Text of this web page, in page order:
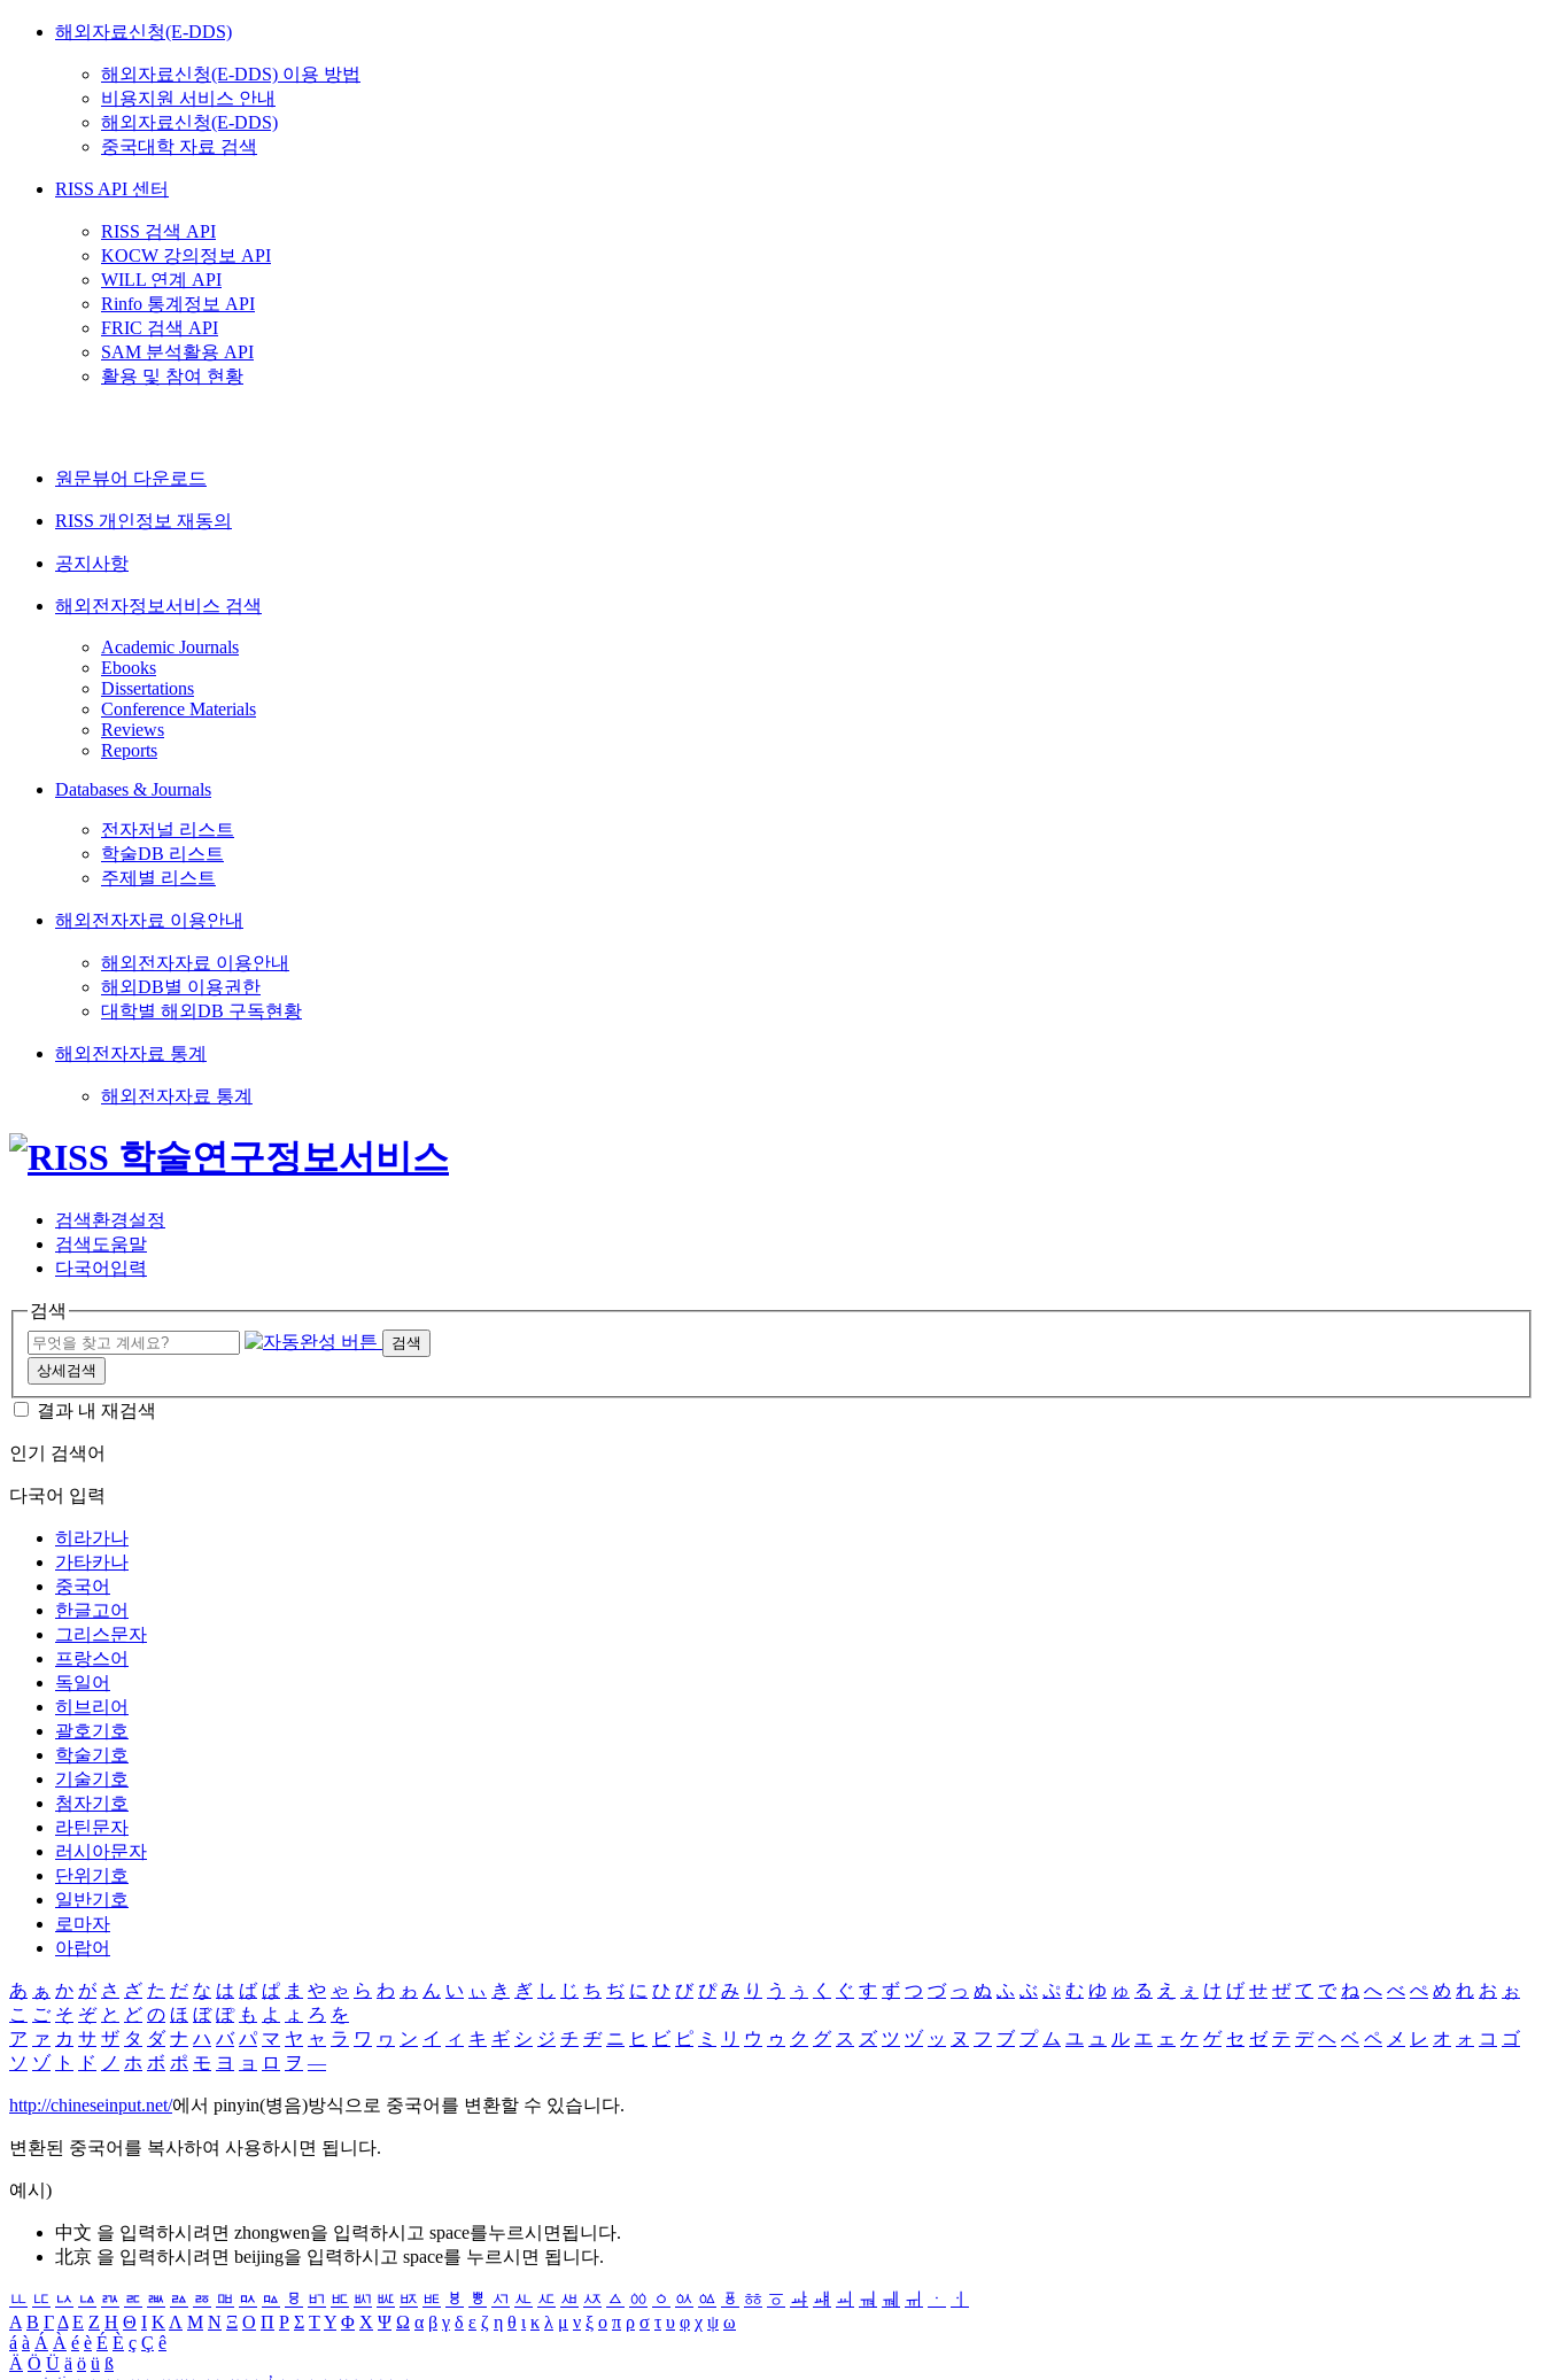
해외자료신청(E-DDS)
해외자료신청(E-DDS) 이용 방법
비용지원 서비스 안내
해외자료신청(E-DDS)
중국대학 자료 검색
RISS API 센터
RISS 검색 API
KOCW 강의정보 API
WILL 연계 API
Rinfo 통계정보 API
FRIC 검색 API
SAM 분석활용 API
활용 및 참여 현황
원문뷰어 다운로드
RISS 개인정보 재동의
공지사항
해외전자정보서비스 검색
Academic Journals
Ebooks
Dissertations
Conference Materials
Reviews
Reports
Databases & Journals
전자저널 리스트
학술DB 리스트
주제별 리스트
해외전자자료 이용안내
해외전자자료 이용안내
해외DB별 이용권한
대학별 해외DB 구독현황
해외전자자료 통계
해외전자자료 통계
검색환경설정
검색도움말
다국어입력
검색
검색
상세검색
결과 내 재검색
인기 검색어
다국어 입력
히라가나
가타카나
중국어
한글고어
그리스문자
프랑스어
독일어
히브리어
괄호기호
학술기호
기술기호
첨자기호
라틴문자
러시아문자
단위기호
일반기호
로마자
아랍어
あ ぁ か が さ ざ た だ な は ば ぱ ま や ゃ ら わ ゎ ん い ぃ き ぎ し じ ち ぢ に ひ び ぴ み り う ぅ く ぐ す ず つ づ っ ぬ ふ ぶ ぷ む ゆ ゅ る え ぇ け げ せ ぜ て で ね へ べ ぺ め れ お ぉ
こ ご そ ぞ と ど の ほ ぼ ぽ も よ ょ ろ を
ア ァ カ サ ザ タ ダ ナ ハ バ パ マ ヤ ャ ラ ワ ヮ ン イ ィ キ ギ シ ジ チ ヂ ニ ヒ ビ ピ ミ リ ウ ゥ ク グ ス ズ ツ ヅ ッ ヌ フ ブ プ ム ユ ュ ル エ ェ ケ ゲ セ ゼ テ デ ヘ ベ ペ メ レ オ ォ コ ゴ
ソ ゾ ト ド ノ ホ ボ ポ モ ヨ ョ ロ ヲ ―
http://chineseinput.net/에서 pinyin(병음)방식으로 중국어를 변환할 수 있습니다.
변환된 중국어를 복사하여 사용하시면 됩니다.
예시)
中文 을 입력하시려면 zhongwen을 입력하시고 space를누르시면됩니다.
北京 을 입력하시려면 beijing을 입력하시고 space를 누르시면 됩니다.
ㅥ ㅦ ㅧ ㅨ ㅩ ㅪ ㅫ ㅬ ㅭ ㅮ ㅯ ㅰ ㅱ ㅲ ㅳ ㅴ ㅵ ㅶ ㅷ ㅸ ㅹ ㅺ ㅻ ㅼ ㅽ ㅾ ㅿ ㆀ ㆁ ㆂ ㆃ ㆄ ㆅ ㆆ ㆇ ㆈ ㆉ ㆊ ㆋ ㆌ ㆍ
ㆎ
Α Β ΓΔ Ε Ζ Η Θ Ι ΚΛ Μ Ν Ξ Ο Π Ρ Σ ΤΥ Φ Χ Ψ Ω α β γ δ ε ζ η θ ι κ λ μ ν ξ ο π ρ σ τ υ φ χ ψ ω
á à Á À é è É È ç Ç ê
Ä Ö Ü ä ö ü ß